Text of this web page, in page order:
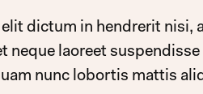
dictum in hendrerit nisi,
neque laoreet
nunc lobortis mattis